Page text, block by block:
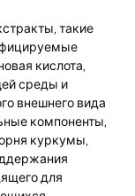
такие
кислота,
среды и
внешнего вида
компоненты,
куркумы,
для